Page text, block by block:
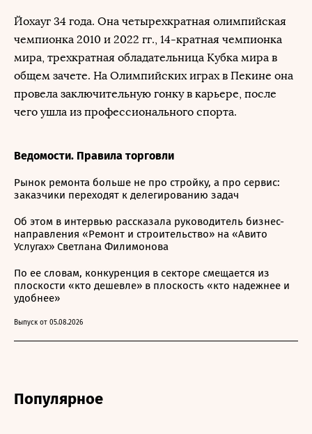
Йохауг 34 года. Она четырехкратная олимпийская
чемпионка 2010 и 2022 гг., 14-кратная чемпионка
мира, трехкратная обладательница Кубка мира в
общем зачете. На Олимпийских играх в Пекине она
провела заключительную гонку в карьере, после
чего ушла из профессионального спорта.
Ведомости. Правила торговли
Рынок ремонта больше не про стройку, а про сервис:
заказчики переходят к делегированию задач
Об этом в интервью рассказала руководитель бизнес-
направления «Ремонт и строительство» на «Авито
Услугах» Светлана Филимонова
По ее словам, конкуренция в секторе смещается из
плоскости «кто дешевле» в плоскость «кто надежнее и
удобнее»
Выпуск от 05.08.2026
Популярное